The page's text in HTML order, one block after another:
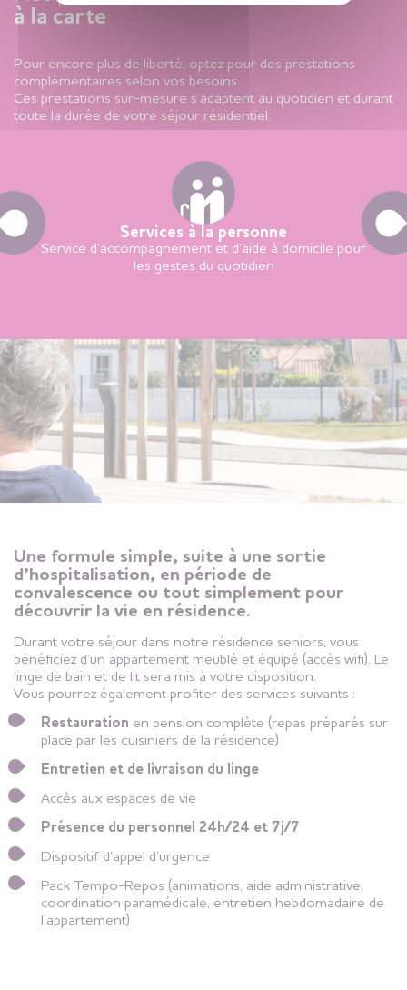
à la carte
Pour encore plus de liberté, optez pour des prestations
complémentaires selon vos besoins.
Ces prestations sur-mesure s’adaptent au quotidien et durant
toute la durée de votre séjour résidentiel.
Services à la personne
Service d’accompagnement et d’aide à domicile pour
les gestes du quotidien
Une formule simple, suite à une sortie
d’hospitalisation, en période de
convalescence ou tout simplement pour
découvrir la vie en résidence.
Durant votre séjour dans notre résidence seniors, vous
bénéficiez d’un appartement meublé et équipé (accès wifi). Le
linge de bain et de lit sera mis à votre disposition.
Vous pourrez également profiter des services suivants :
Restauration en pension complète (repas préparés sur
place par les cuisiniers de la résidence)
Entretien et de livraison du linge
Accès aux espaces de vie
Présence du personnel 24h/24 et 7j/7
Dispositif d’appel d’urgence
Pack Tempo-Repos (animations, aide administrative,
coordination paramédicale, entretien hebdomadaire de
l’appartement)